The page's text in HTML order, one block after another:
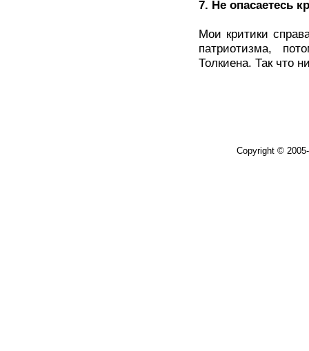
7. Не опасаетесь
Мои критики
патриотизма,
Толкиена. Так что
Copyright ©